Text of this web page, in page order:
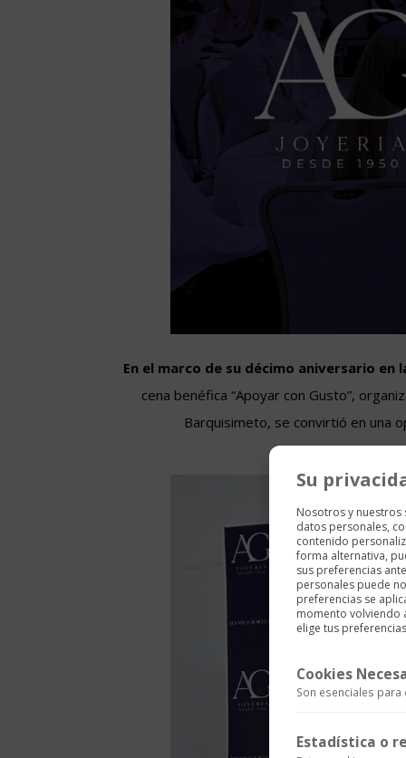
En el marco de su décimo aniversario en
cena benéfica “Apoyar con Gusto”,
Barquisimeto, se convirtió en una
Su
Nosotros y nuestros
datos personales,
contenido
forma alternativa,
sus preferencias
personales puede
preferencias se
momento volviendo
elige tus
Cookies
Son esenciales
Estadística o